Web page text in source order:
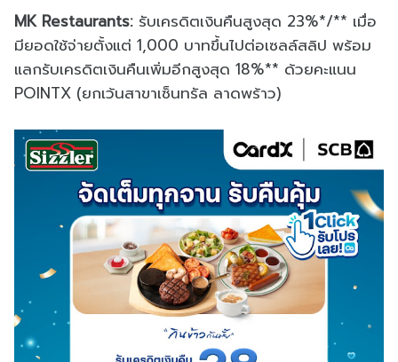
MK Restaurants: รับเครดิตเงินคืนสูงสุด 23%*/** เมื่อ
มียอดใช้จ่ายตั้งแต่ 1,000 บาทขึ้นไปต่อเซลล์สลิป พร้อม
แลกรับเครดิตเงินคืนเพิ่มอีกสูงสุด 18%** ด้วยคะแนน
POINTX (ยกเว้นสาขาเซ็นทรัล ลาดพร้าว)